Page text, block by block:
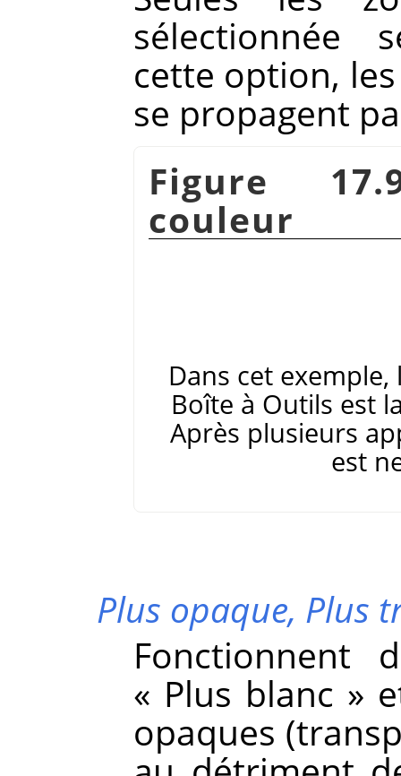
sélectionnée
cette option,
se propagent
Figure
couleur
Dans cet
Boîte à Outils est
Après plusieurs
est
Plus opaque, Plus
Fonctionnent
« Plus blanc »
opaques